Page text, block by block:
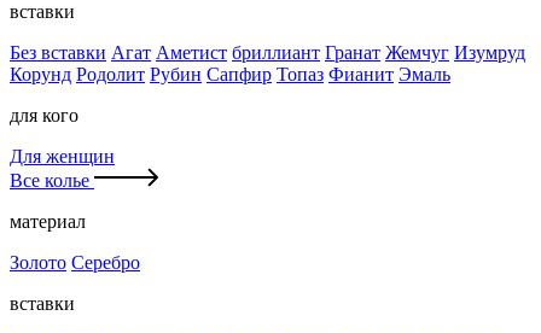
вставки
Без вставки Агат Аметист бриллиант Гранат Жемчуг Изумруд
Корунд Родолит Рубин Сапфир Топаз Фианит Эмаль
для кого
Для женщин
Все колье
материал
Золото Серебро
вставки